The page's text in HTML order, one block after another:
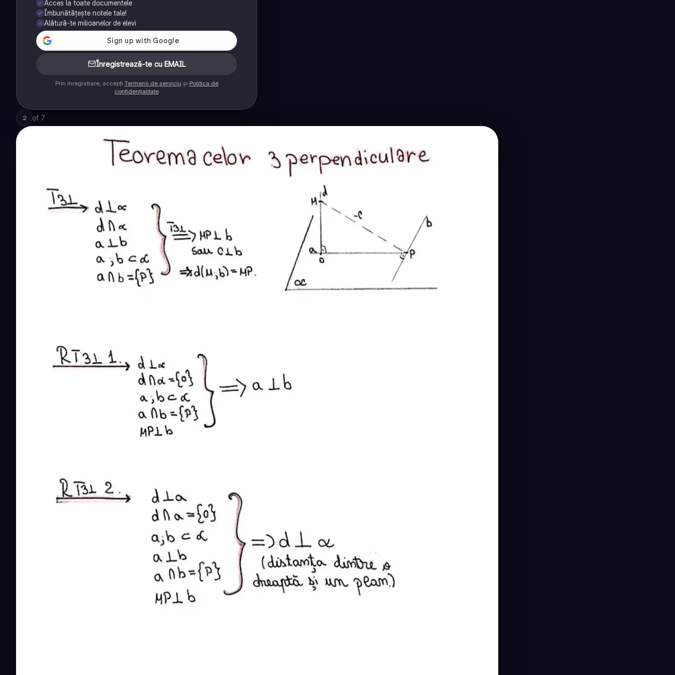
Acces la toate documentele
Îmbunătățește notele tale!
Alătură-te milioanelor de elevi
Înregistrează-te cu EMAIL
Prin înregistrare, accepți Termenii de serviciu și Politica de
confidențialitate
2 of 7